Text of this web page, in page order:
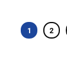
1 2